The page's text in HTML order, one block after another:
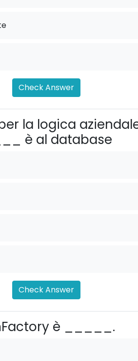
Check Answer
la logica
è al database
Check Answer
è _____.